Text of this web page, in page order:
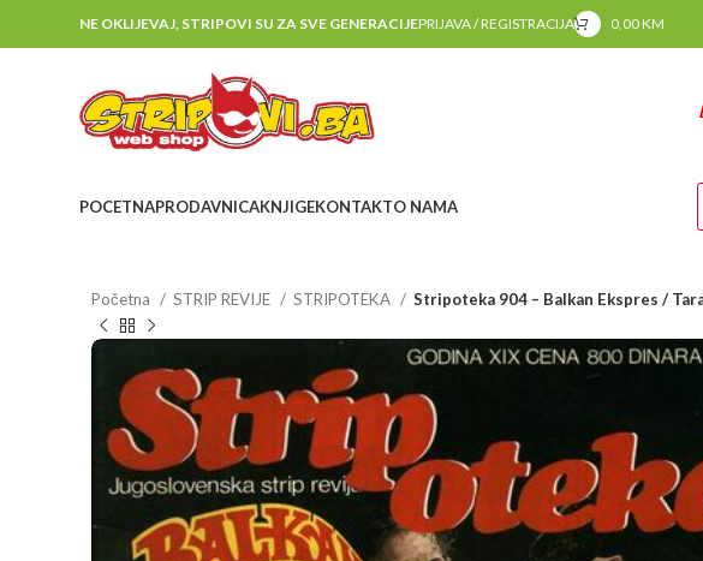
NE OKLIJEVAJ, STRIPOVI SU ZA SVE GENERACIJEPRIJAVA / REGISTRACIJA 0,00KM
POCETNAPRODAVNICAKNJIGEKONTAKTO NAMA
Početna STRIP REVIJE STRIPOTEKA Stripoteka 904 – Balkan Ekspres /